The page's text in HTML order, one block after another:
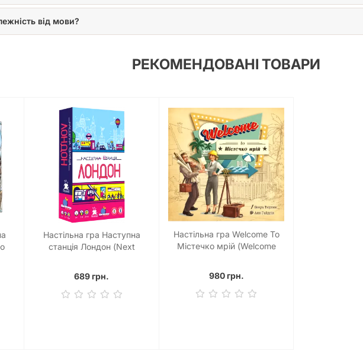
від мови?
РЕКОМЕНДОВАНІ ТОВАРИ
Настільна гра Наступна
станція Лондон (Next
689 грн.
Настільна гра Welcome To
Містечко мрій (Welcome
980 грн.